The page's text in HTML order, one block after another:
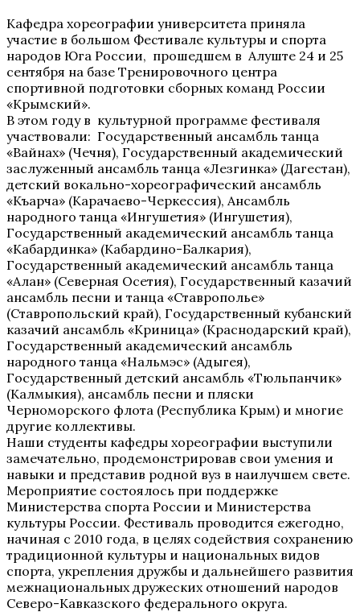
Кафедра хореографии университета приняла
участие в большом Фестивале культуры и спорта
народов Юга России, прошедшем в Алуште 24 и 25
сентября на базе Тренировочного центра
спортивной подготовки сборных команд России
«Крымский».
В этом году в культурной программе фестиваля
участвовали: Государственный ансамбль танца
«Вайнах» (Чечня), Государственный академический
заслуженный ансамбль танца «Лезгинка» (Дагестан),
детский вокально-хореографический ансамбль
«Къарча» (Карачаево-Черкессия), Ансамбль
народного танца «Ингушетия» (Ингушетия),
Государственный академический ансамбль танца
«Кабардинка» (Кабардино-Балкария),
Государственный академический ансамбль танца
«Алан» (Северная Осетия), Государственный казачий
ансамбль песни и танца «Ставрополье»
(Ставропольский край), Государственный кубанский
казачий ансамбль «Криница» (Краснодарский край),
Государственный академический ансамбль
народного танца «Нальмэс» (Адыгея),
Государственный детский ансамбль «Тюльпанчик»
(Калмыкия), ансамбль песни и пляски
Черноморского флота (Республика Крым) и многие
другие коллективы.
Наши студенты кафедры хореографии выступили
замечательно, продемонстрировав свои умения и
навыки и представив родной вуз в наилучшем свете.
Мероприятие состоялось при поддержке
Министерства спорта России и Министерства
культуры России. Фестиваль проводится ежегодно,
начиная с 2010 года, в целях содействия сохранению
традиционной культуры и национальных видов
спорта, укрепления дружбы и дальнейшего развития
межнациональных дружеских отношений народов
Северо-Кавказского федерального округа.